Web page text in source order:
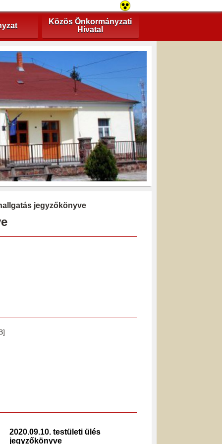
Közös Önkormányzati
Hivatal
jegyzőkönyve
2020.09.10. testületi ülés
jegyzőkönyve